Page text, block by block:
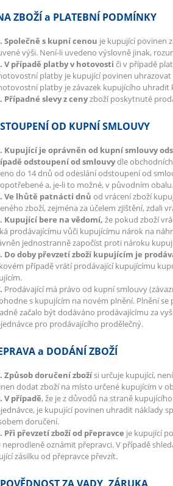
ZBOŽÍ a PLATEBNÍ PODMÍNKY
Společně s kupní cenou je kupující povinen
výši. Není-li uvedeno výslovně jinak,
V případě platby v hotovosti či v případě
platby je kupující povinen
platby je závazek kupujícího
Případné slevy z cenyzboží poskytnuté
OD KUPNÍ SMLOUVY
Kupující je oprávněn od kupní smlouvy
odstoupení od smlouvydle
do 14 dnů od odeslání odstoupení od
a, je-li to možné, v původním obalu.
Ve lhůtě patnácti dnů od vrácení zboží
zboží, zejména za účelem zjištění, zdali
Kupující bere na vědomí, že pokud zboží
prodávajícímu vůči kupujícímu nárok na
jednostranně započíst proti nároku
Do doby převzetí zboží kupujícím je
případě vrátí prodávající kupujícímu
Prodávající má právo od kupní smlouvy
s kupujícím na novém plnění. Plnění
začalo být dodáváno prodávajícímu za
pro prodávajícího prodělečný.
a DODÁNÍ ZBOŽÍ
Způsob doručení zbožísi určuje kupující,
dodat zboží na místo určené kupujícím v
V případě, že je z důvodů na straně
je kupující povinen uhradit náklady
doručení.
Při převzetí zboží od přepravce je kupující
oznámit přepravci. V případě
zásilku od přepravce převzít.